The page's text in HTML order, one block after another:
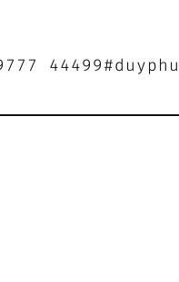
44499